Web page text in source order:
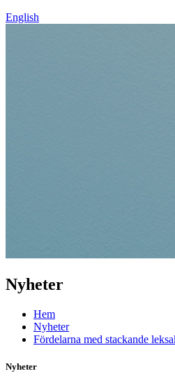
English
Nyheter
Hem
Nyheter
Fördelarna med stackande
Nyheter